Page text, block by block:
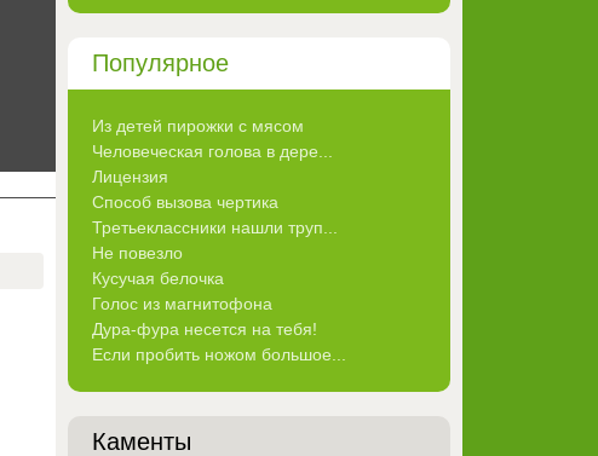
Популярное
Из детей пирожки с мясом
Человеческая голова в дере...
Лицензия
Способ вызова чертика
Третьеклассники нашли труп...
Не повезло
Кусучая белочка
Голос из магнитофона
Дура-фура несется на тебя!
Если пробить ножом большое...
Каменты